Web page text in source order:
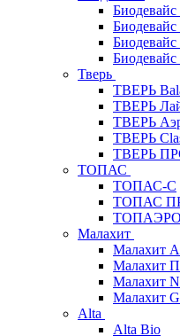
Тверь
ТВЕРЬ
ТВЕРЬ
ТВЕРЬ
ТВЕРЬ
ТВЕРЬ
ТОПАС
ТОПАС-С
ТОПАС
ТОПАЭРО
Малахит
Малахит
Малахит
Малахит
Малахит
Alta
Alta Bio